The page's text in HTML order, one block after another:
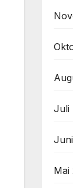
Juli
Mai